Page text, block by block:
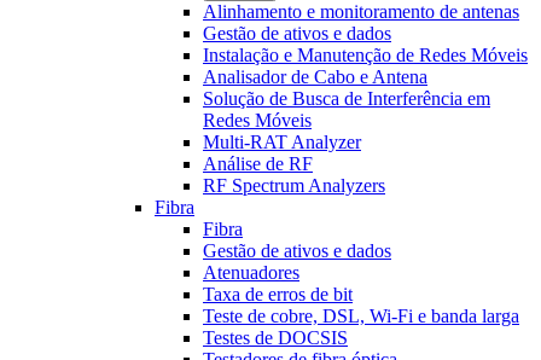
Alinhamento e monitoramento de antenas
Gestão de ativos e dados
Instalação e Manutenção de Redes Móveis
Analisador de Cabo e Antena
Solução de Busca de Interferência em
Redes Móveis
Multi-RAT Analyzer
Análise de RF
RF Spectrum Analyzers
Fibra
Fibra
Gestão de ativos e dados
Atenuadores
Taxa de erros de bit
Teste de cobre, DSL, Wi-Fi e banda larga
Testes de DOCSIS